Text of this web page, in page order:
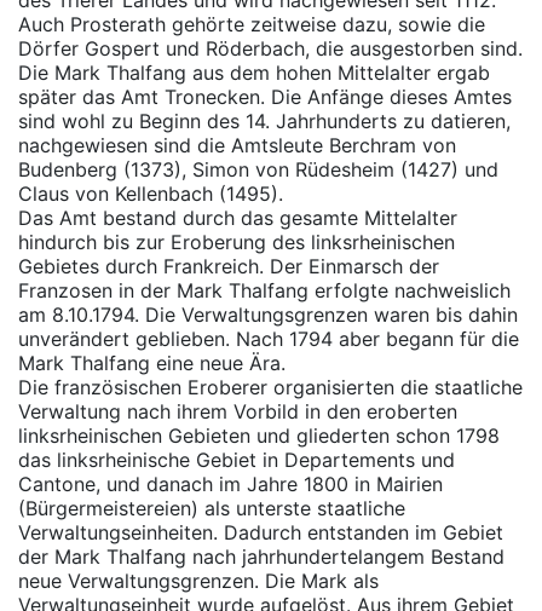
Auch Prosterath gehörte zeitweise dazu, sowie die
Dörfer Gospert und Röderbach, die ausgestorben sind.
Die Mark Thalfang aus dem hohen Mittelalter ergab
später das Amt Tronecken. Die Anfänge dieses Amtes
sind wohl zu Beginn des 14. Jahrhunderts zu datieren,
nachgewiesen sind die Amtsleute Berchram von
Budenberg (1373), Simon von Rüdesheim (1427) und
Claus von Kellenbach (1495).
Das Amt bestand durch das gesamte Mittelalter
hindurch bis zur Eroberung des linksrheinischen
Gebietes durch Frankreich. Der Einmarsch der
Franzosen in der Mark Thalfang erfolgte nachweislich
am 8.10.1794. Die Verwaltungsgrenzen waren bis dahin
unverändert geblieben. Nach 1794 aber begann für die
Mark Thalfang eine neue Ära.
Die französischen Eroberer organisierten die staatliche
Verwaltung nach ihrem Vorbild in den eroberten
linksrheinischen Gebieten und gliederten schon 1798
das linksrheinische Gebiet in Departements und
Cantone, und danach im Jahre 1800 in Mairien
(Bürgermeistereien) als unterste staatliche
Verwaltungseinheiten. Dadurch entstanden im Gebiet
der Mark Thalfang nach jahrhundertelangem Bestand
neue Verwaltungsgrenzen. Die Mark als
Verwaltungseinheit wurde aufgelöst. Aus ihrem Gebiet